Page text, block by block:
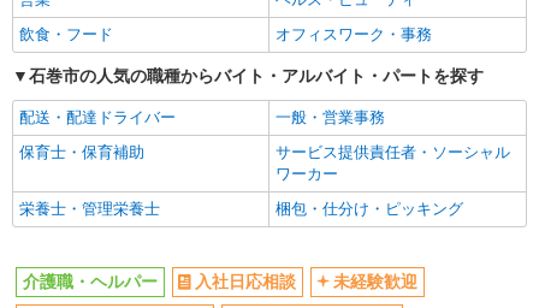
飲食・フード
オフィスワーク・事務
石巻市の人気の職種からバイト・アルバイト・パートを探す
配送・配達ドライバー
一般・営業事務
保育士・保育補助
サービス提供責任者・ソーシャル
ワーカー
栄養士・管理栄養士
梱包・仕分け・ピッキング
介護職・ヘルパー 入社日応相談
未経験歓迎